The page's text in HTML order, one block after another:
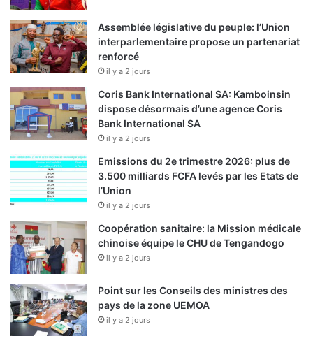
Assemblée législative du peuple: l’Union
interparlementaire propose un partenariat
renforcé
il y a 2 jours
Coris Bank International SA: Kamboinsin
dispose désormais d’une agence Coris
Bank International SA
il y a 2 jours
Emissions du 2e trimestre 2026: plus de
3.500 milliards FCFA levés par les Etats de
l’Union
il y a 2 jours
Coopération sanitaire: la Mission médicale
chinoise équipe le CHU de Tengandogo
il y a 2 jours
Point sur les Conseils des ministres des
pays de la zone UEMOA
il y a 2 jours